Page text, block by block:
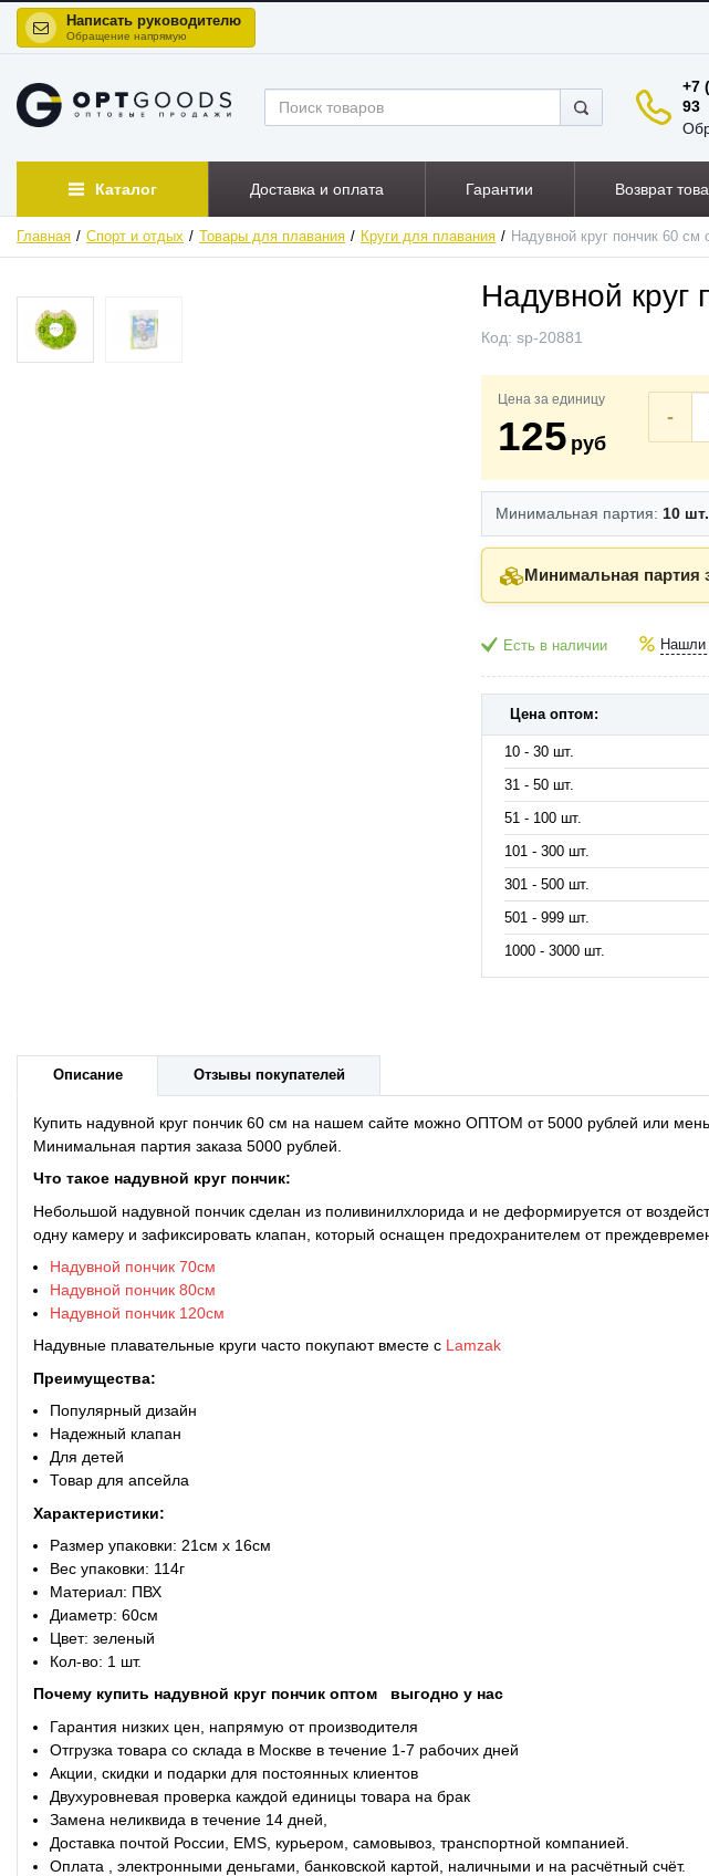
Написать руководителю
Обращение напрямую
+7
93
Каталог Доставка и оплата Гарантии Возврат
Главная Спорт и отдых Товары для плавания Круги для плавания Надувной круг пончик 60 см
ХИТ
НОВИНКА
Надувной круг
Код: sp-20881
Цена за единицу
125 руб
-
Минимальная партия: 10 шт.
Минимальная партия
Есть в наличии Нашли
Цена оптом:
10 - 30 шт.
31 - 50 шт.
51 - 100 шт.
101 - 300 шт.
301 - 500 шт.
501 - 999 шт.
1000 - 3000 шт.
Описание Отзывы покупателей
Купить надувной круг пончик 60 см на нашем сайте можно ОПТОМ от 5000 рублей или
Минимальная партия заказа 5000 рублей.
Что такое надувной круг пончик:
Небольшой надувной пончик сделан из поливинилхлорида и не деформируется от
одну камеру и зафиксировать клапан, который оснащен предохранителем от
Надувной пончик 70см
Надувной пончик 80см
Надувной пончик 120см
Надувные плавательные круги часто покупают вместе с Lamzak
Преимущества:
Популярный дизайн
Надежный клапан
Для детей
Товар для апсейла
Характеристики:
Размер упаковки: 21см x 16см
Вес упаковки: 114г
Материал: ПВХ
Диаметр: 60см
Цвет: зеленый
Кол-во: 1 шт.
Почему купить надувной круг пончик оптом
выгодно у нас
Гарантия низких цен, напрямую от производителя
Отгрузка товара со склада в Москве в течение 1-7 рабочих дней
Акции, скидки и подарки для постоянных клиентов
Двухуровневая проверка каждой единицы товара на брак
Замена неликвида в течение 14 дней,
Доставка почтой России, EMS, курьером, самовывоз, транспортной компанией.
Оплата , электронными деньгами, банковской картой, наличными и на расчётный счёт.